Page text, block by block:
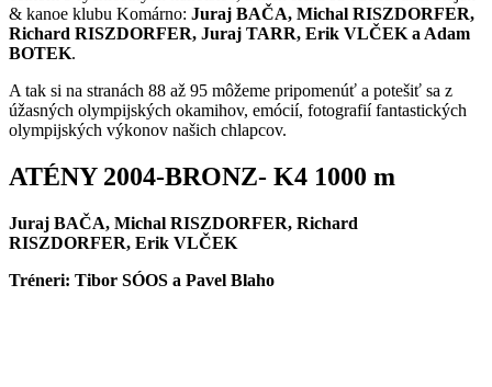
& kanoe klubu Komárno: Juraj BAČA, Michal RISZDORFER,
Richard RISZDORFER, Juraj TARR, Erik VLČEK a Adam
BOTEK.
A tak si na stranách 88 až 95 môžeme pripomenúť a potešiť sa z
úžasných olympijských okamihov, emócií, fotografií fantastických
olympijských výkonov našich chlapcov.
ATÉNY 2004-BRONZ- K4 1000 m
Juraj BAČA, Michal RISZDORFER, Richard
RISZDORFER, Erik VLČEK
Tréneri: Tibor SÓOS a Pavel Blaho